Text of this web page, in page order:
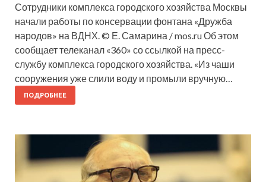
Сотрудники комплекса городского хозяйства Москвы
начали работы по консервации фонтана «Дружба
народов» на ВДНХ. © Е. Самарина / mos.ru Об этом
сообщает телеканал «360» со ссылкой на пресс-
службу комплекса городского хозяйства. «Из чаши
сооружения уже слили воду и промыли вручную…
ПОДРОБНЕЕ